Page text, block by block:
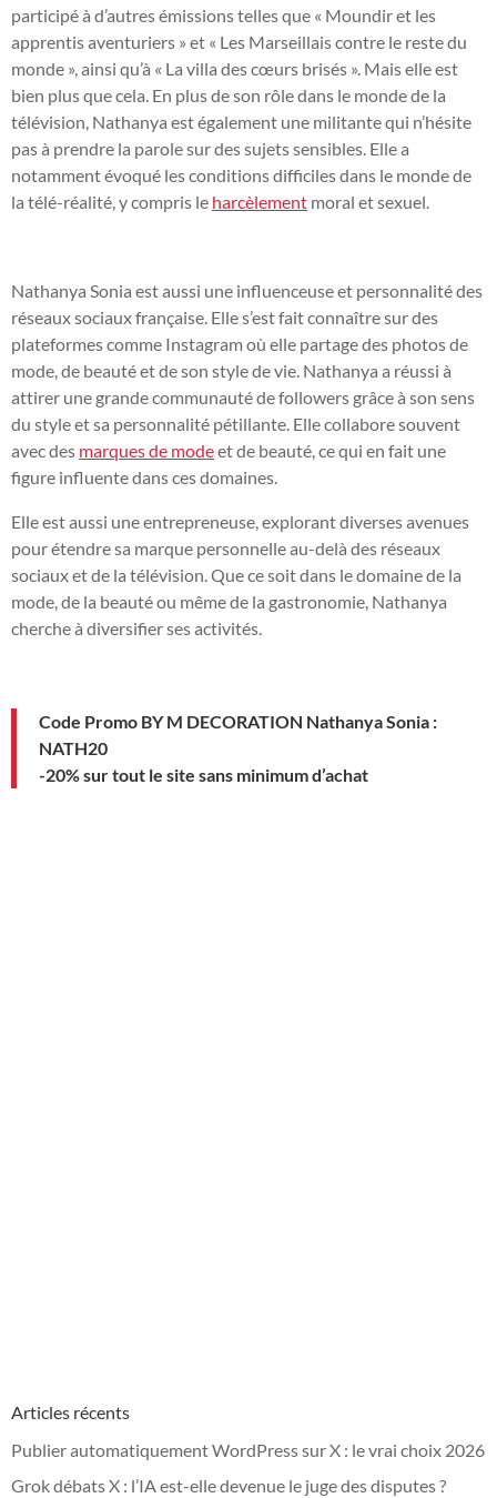
participé à d’autres émissions telles que « Moundir et les
apprentis aventuriers » et « Les Marseillais contre le reste du
monde », ainsi qu’à « La villa des cœurs brisés ». Mais elle est
bien plus que cela. En plus de son rôle dans le monde de la
télévision, Nathanya est également une militante qui n’hésite
pas à prendre la parole sur des sujets sensibles. Elle a
notamment évoqué les conditions difficiles dans le monde de
la télé-réalité, y compris le harcèlement moral et sexuel.
Nathanya Sonia est aussi une influenceuse et personnalité des
réseaux sociaux française. Elle s’est fait connaître sur des
plateformes comme Instagram où elle partage des photos de
mode, de beauté et de son style de vie. Nathanya a réussi à
attirer une grande communauté de followers grâce à son sens
du style et sa personnalité pétillante. Elle collabore souvent
avec des marques de modeet de beauté, ce qui en fait une
figure influente dans ces domaines.
Elle est aussi une entrepreneuse, explorant diverses avenues
pour étendre sa marque personnelle au-delà des réseaux
sociaux et de la télévision. Que ce soit dans le domaine de la
mode, de la beauté ou même de la gastronomie, Nathanya
cherche à diversifier ses activités.
Code Promo BY M DECORATION Nathanya Sonia :
NATH20
-20% sur tout le site sans minimum d’achat
Articles récents
Publier automatiquement WordPress sur X : le vrai choix 2026
Grok débats X : l’IA est-elle devenue le juge des disputes ?